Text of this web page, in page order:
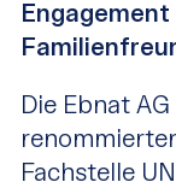
Die Ebnat
Fachstelle